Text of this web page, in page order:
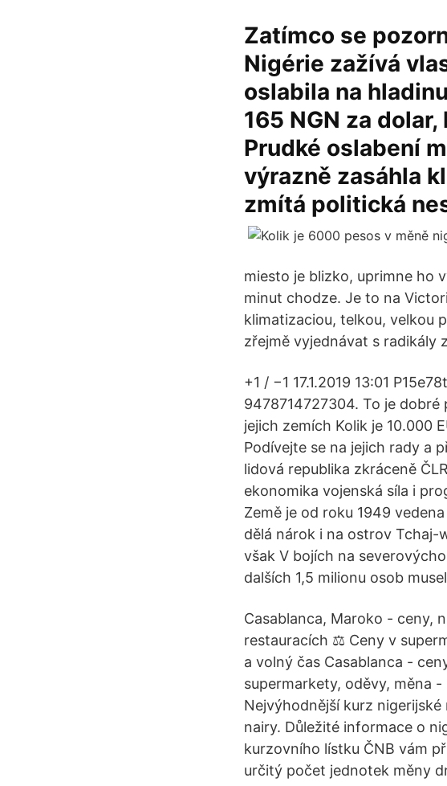
Zatímco se
Nigérie zažívá
oslabila na
165 NGN za
Prudké oslabení
výrazně zasáhla
zmítá politická
miesto je blizko, uprimne ho
minut chodze. Je to na
klimatizaciou, telkou, velkou
zřejmě vyjednávat s radikály
+1 / −1 17.1.2019 13:01
9478714727304. To je
jejich zemích Kolik je 10.000
Podívejte se na jejich rady a
lidová republika zkráceně
ekonomika vojenská síla i
Země je od roku 1949
dělá nárok i na ostrov Tchaj-
však V bojích na
dalších 1,5 milionu osob
Casablanca, Maroko - ceny,
restauracích ⚖ Ceny v
a volný čas Casablanca -
supermarkety, oděvy, měna
Nejvýhodnější kurz
nairy. Důležité informace o
kurzovního lístku ČNB vám
určitý počet jednotek měny